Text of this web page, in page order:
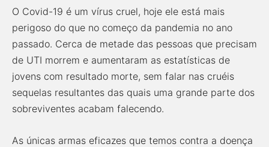
O Covid-19 é um vírus cruel, hoje ele está mais
perigoso do que no começo da pandemia no ano
passado. Cerca de metade das pessoas que precisam
de UTI morrem e aumentaram as estatísticas de
jovens com resultado morte, sem falar nas cruéis
sequelas resultantes das quais uma grande parte dos
sobreviventes acabam falecendo.
As únicas armas eficazes que temos contra a doença